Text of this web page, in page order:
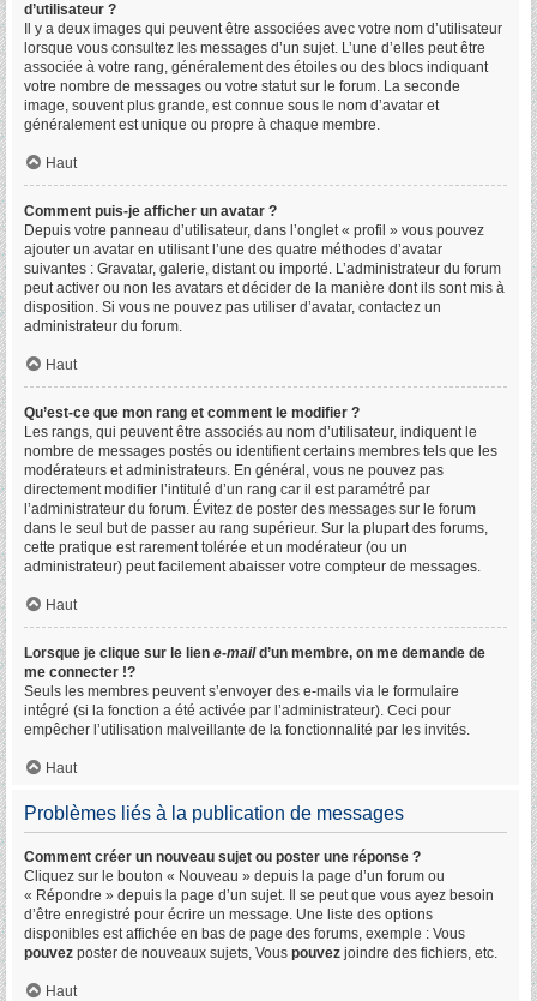
d’utilisateur ?
Il y a deux images qui peuvent être associées avec votre nom d’utilisateur
lorsque vous consultez les messages d’un sujet. L’une d’elles peut être
associée à votre rang, généralement des étoiles ou des blocs indiquant
votre nombre de messages ou votre statut sur le forum. La seconde
image, souvent plus grande, est connue sous le nom d’avatar et
généralement est unique ou propre à chaque membre.
Haut
Comment puis-je afficher un avatar ?
Depuis votre panneau d’utilisateur, dans l’onglet « profil » vous pouvez
ajouter un avatar en utilisant l’une des quatre méthodes d’avatar
suivantes : Gravatar, galerie, distant ou importé. L’administrateur du forum
peut activer ou non les avatars et décider de la manière dont ils sont mis à
disposition. Si vous ne pouvez pas utiliser d’avatar, contactez un
administrateur du forum.
Haut
Qu’est-ce que mon rang et comment le modifier ?
Les rangs, qui peuvent être associés au nom d’utilisateur, indiquent le
nombre de messages postés ou identifient certains membres tels que les
modérateurs et administrateurs. En général, vous ne pouvez pas
directement modifier l’intitulé d’un rang car il est paramétré par
l’administrateur du forum. Évitez de poster des messages sur le forum
dans le seul but de passer au rang supérieur. Sur la plupart des forums,
cette pratique est rarement tolérée et un modérateur (ou un
administrateur) peut facilement abaisser votre compteur de messages.
Haut
Lorsque je clique sur le lien e-maild’un membre, on me demande de
me connecter !?
Seuls les membres peuvent s’envoyer des e-mails via le formulaire
intégré (si la fonction a été activée par l’administrateur). Ceci pour
empêcher l’utilisation malveillante de la fonctionnalité par les invités.
Haut
Problèmes liés à la publication de messages
Comment créer un nouveau sujet ou poster une réponse ?
Cliquez sur le bouton « Nouveau » depuis la page d’un forum ou
« Répondre » depuis la page d’un sujet. Il se peut que vous ayez besoin
d’être enregistré pour écrire un message. Une liste des options
disponibles est affichée en bas de page des forums, exemple : Vous
pouvez poster de nouveaux sujets, Vous pouvez joindre des fichiers, etc.
Haut